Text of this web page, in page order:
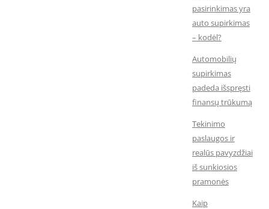
pasirinkimas yra
auto supirkimas
– kodėl?
Automobilių
supirkimas
padeda išspręsti
finansų trūkumą
Tekinimo
paslaugos ir
realūs pavyzdžiai
iš sunkiosios
pramonės
Kaip